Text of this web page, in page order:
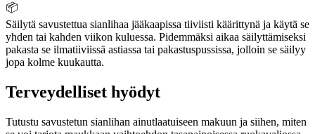
📦
Säilytä savustettua sianlihaa jääkaapissa tiiviisti käärittynä ja käytä se
yhden tai kahden viikon kuluessa. Pidemmäksi aikaa säilyttämiseksi
pakasta se ilmatiiviissä astiassa tai pakastuspussissa, jolloin se säilyy
jopa kolme kuukautta.
Terveydelliset hyödyt
Tutustu savustetun sianlihan ainutlaatuiseen makuun ja siihen, miten